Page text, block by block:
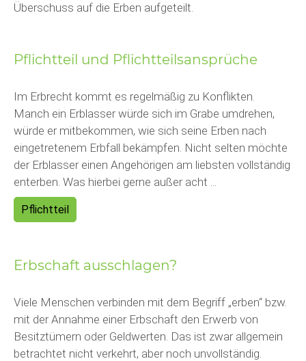
Überschuss auf die Erben aufgeteilt.
Pflichtteil und Pflichtteilsansprüche
Im Erbrecht kommt es regelmäßig zu Konflikten.
Manch ein Erblasser würde sich im Grabe umdrehen,
würde er mitbekommen, wie sich seine Erben nach
eingetretenem Erbfall bekämpfen. Nicht selten möchte
der Erblasser einen Angehörigen am liebsten vollständig
enterben. Was hierbei gerne außer acht ...
Pflichtteil
Erbschaft ausschlagen?
Viele Menschen verbinden mit dem Begriff „erben“ bzw.
mit der Annahme einer Erbschaft den Erwerb von
Besitztümern oder Geldwerten. Das ist zwar allgemein
betrachtet nicht verkehrt, aber noch unvollständig.